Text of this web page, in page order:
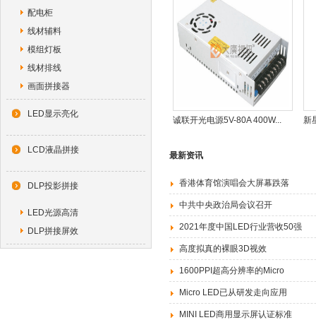
配电柜
线材辅料
模组灯板
线材排线
画面拼接器
LED显示亮化
LCD液晶拼接
DLP投影拼接
LED光源高清
DLP拼接屏效
诚联开光电源5V-80A 400W... 新
最新资讯
香港体育馆演唱会大屏幕跌落
中共中央政治局会议召开
2021年度中国LED行业营收50强
高度拟真的裸眼3D视效
1600PPI超高分辨率的Micro
Micro LED已从研发走向应用
MINI LED商用显示屏认证标准